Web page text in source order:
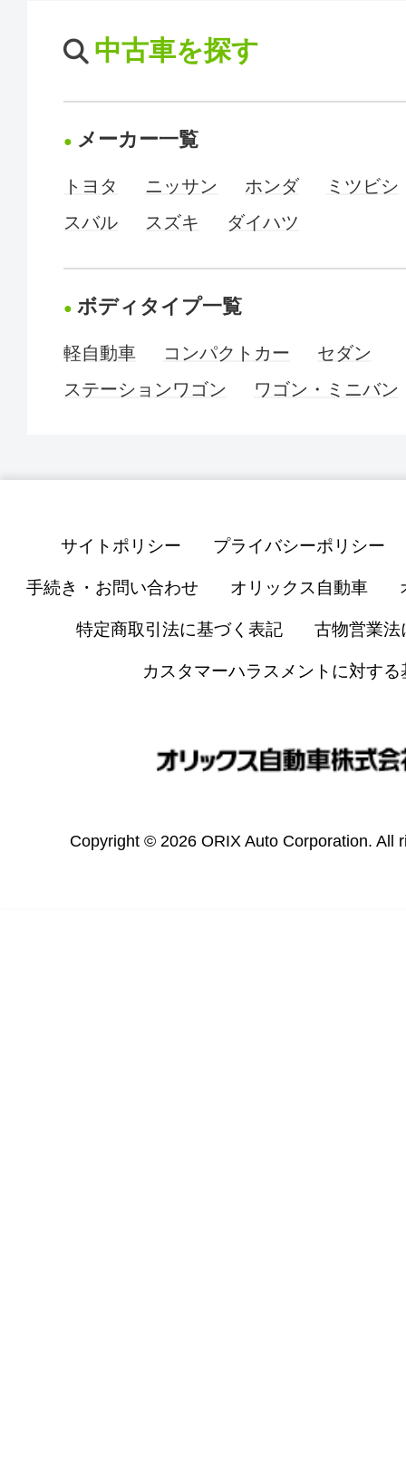
中古車を探す
メーカー一覧
トヨタ ニッサン ホンダ
ミツビシ
スバル
スズキ ダイハツ
ボディタイプ一覧
軽自動車 コンパクトカー
セダン
ステーションワゴン
ワゴン・ミニバン
サイトポリシー プライバシーポリシー
手続き・お問い合わせ オリックス自動車
特定商取引法に基づく表記 古物営業法
カスタマーハラスメントに対する
Copyright © 2026 ORIX Auto Corporation. All